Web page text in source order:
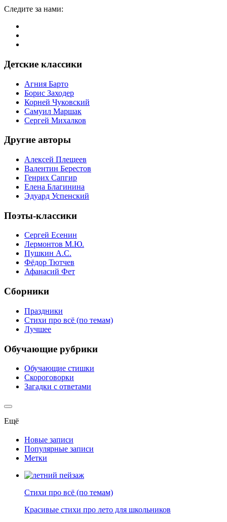
Следите за нами:
Детские классики
Агния Барто
Борис Заходер
Корней Чуковский
Самуил Маршак
Сергей Михалков
Другие авторы
Алексей Плещеев
Валентин Берестов
Генрих Сапгир
Елена Благинина
Эдуард Успенский
Поэты-классики
Сергей Есенин
Лермонтов М.Ю.
Пушкин А.С.
Фёдор Тютчев
Афанасий Фет
Сборники
Праздники
Стихи про всё (по темам)
Лучшее
Обучающие рубрики
Обучающие стишки
Скороговорки
Загадки с ответами
Ещё
Новые записи
Популярные записи
Метки
Стихи про всё (по темам)
Красивые стихи про лето для школьников